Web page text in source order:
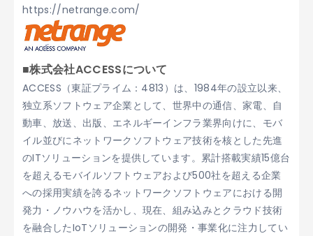
https://netrange.com/
■株式会社ACCESSについて
ACCESS（東証プライム：4813）は、1984年の設立以来、
独立系ソフトウェア企業として、世界中の通信、家電、自
動車、放送、出版、エネルギーインフラ業界向けに、モバ
イル並びにネットワークソフトウェア技術を核とした先進
のITソリューションを提供しています。累計搭載実績15億台
を超えるモバイルソフトウェアおよび500社を超える企業
への採用実績を誇るネットワークソフトウェアにおける開
発力・ノウハウを活かし、現在、組み込みとクラウド技術
を融合したIoTソリューションの開発・事業化に注力してい